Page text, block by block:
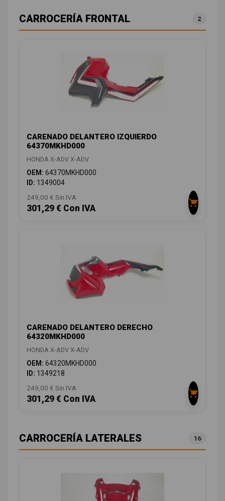
CARROCERÍA FRONTAL 2
CARENADO DELANTERO IZQUIERDO
64370MKHD000
HONDA X-ADV X-ADV
OEM: 64370MKHD000
ID: 1349004
249,00 € Sin IVA
301,29 € Con IVA
CARENADO DELANTERO DERECHO
64320MKHD000
HONDA X-ADV X-ADV
OEM: 64320MKHD000
ID: 1349218
249,00 € Sin IVA
301,29 € Con IVA
CARROCERÍA LATERALES 16